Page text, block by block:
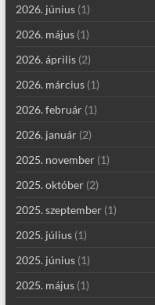
2026. június(1)
2026. május(1)
2026. április(2)
2026. március(1)
2026. február(1)
2026. január(2)
2025. november(1)
2025. október(2)
2025. szeptember(1)
2025. július(1)
2025. június(1)
2025. május(1)